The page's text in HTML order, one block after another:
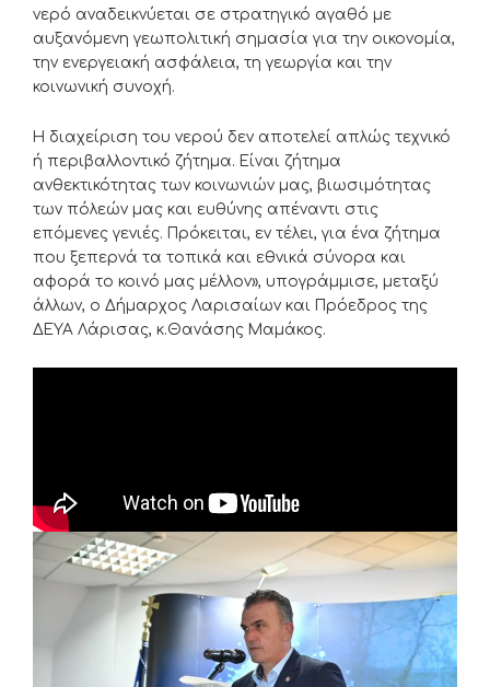
νερό αναδεικνύεται σε στρατηγικό αγαθό με
αυξανόμενη γεωπολιτική σημασία για την οικονομία,
την ενεργειακή ασφάλεια, τη γεωργία και την
κοινωνική συνοχή.
Η διαχείριση του νερού δεν αποτελεί απλώς τεχνικό
ή περιβαλλοντικό ζήτημα. Είναι ζήτημα
ανθεκτικότητας των κοινωνιών μας, βιωσιμότητας
των πόλεών μας και ευθύνης απέναντι στις
επόμενες γενιές. Πρόκειται, εν τέλει, για ένα ζήτημα
που ξεπερνά τα τοπικά και εθνικά σύνορα και
αφορά το κοινό μας μέλλον», υπογράμμισε, μεταξύ
άλλων, ο Δήμαρχος Λαρισαίων και Πρόεδρος της
ΔΕΥΑ Λάρισας, κ.Θανάσης Μαμάκος.